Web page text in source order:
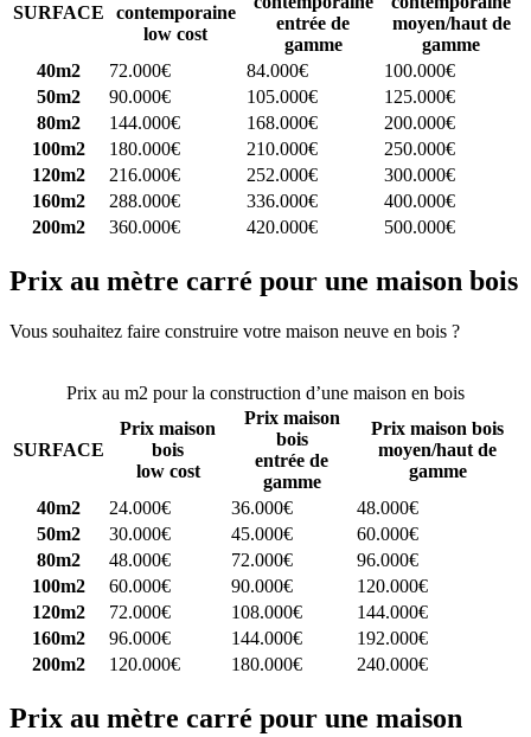
SURFACE
contemporaine
low cost
entrée de
gamme
moyen/haut de
gamme
40m2
72.000€ 84.000€
100.000€
50m2
90.000€ 105.000€
125.000€
80m2
144.000€ 168.000€
200.000€
100m2
180.000€ 210.000€
250.000€
120m2
216.000€ 252.000€
300.000€
160m2
288.000€ 336.000€
400.000€
200m2
360.000€ 420.000€ 500.000€
Prix au mètre carré pour une maison bois
Vous souhaitez faire construire votre maison neuve en bois ?
Prix au m2 pour la construction d’une maison en bois
SURFACE
Prix maison
bois
low cost
Prix maison
bois
entrée de
gamme
Prix maison bois
moyen/haut de
gamme
40m2
24.000€ 36.000€
48.000€
50m2
30.000€ 45.000€
60.000€
80m2
48.000€ 72.000€
96.000€
100m2
60.000€ 90.000€
120.000€
120m2
72.000€ 108.000€
144.000€
160m2
96.000€ 144.000€
192.000€
200m2
120.000€ 180.000€ 240.000€
Prix au mètre carré pour une maison